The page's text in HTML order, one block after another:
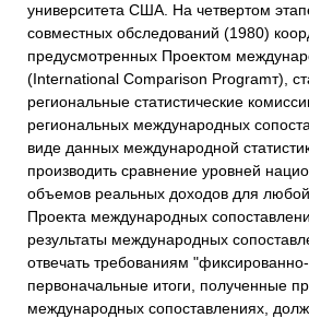
университета США. На четвертом
совместных обследований (1980)
предусмотренных Проектом
(International Comparison Programт),
региональные статистические
региональных международных
виде данных международной
производить сравнение уровней
объемов реальных доходов для
Проекта международных
результаты международных
отвечать требованиям "фиксированно-
первоначальные итоги, полученные
международных сопоставлениях,